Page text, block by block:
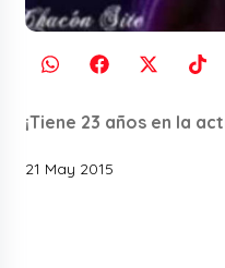
¡Tiene 23 años en la
21 May 2015